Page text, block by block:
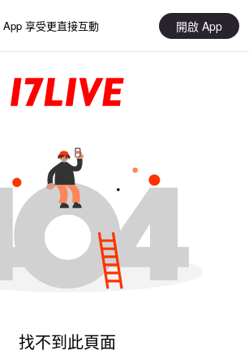
享受更直接互動 開啟 App
找不到此頁面